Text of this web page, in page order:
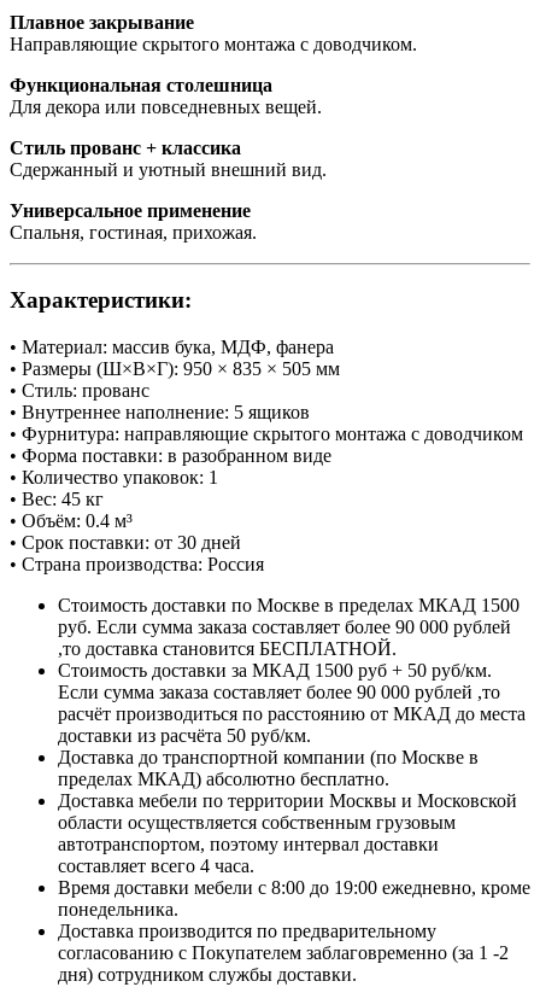
Плавное закрывание
Направляющие скрытого монтажа с доводчиком.
Функциональная столешница
Для декора или повседневных вещей.
Стиль прованс + классика
Сдержанный и уютный внешний вид.
Универсальное применение
Спальня, гостиная, прихожая.
Характеристики:
• Материал: массив бука, МДФ, фанера
• Размеры (Ш×В×Г): 950 × 835 × 505 мм
• Стиль: прованс
• Внутреннее наполнение: 5 ящиков
• Фурнитура: направляющие скрытого монтажа с доводчиком
• Форма поставки: в разобранном виде
• Количество упаковок: 1
• Вес: 45 кг
• Объём: 0.4 м³
• Срок поставки: от 30 дней
• Страна производства: Россия
Стоимость доставки по Москве в пределах МКАД 1500
руб. Если сумма заказа составляет более 90 000 рублей
,то доставка становится БЕСПЛАТНОЙ.
Стоимость доставки за МКАД 1500 руб + 50 руб/км.
Если сумма заказа составляет более 90 000 рублей ,то
расчёт производиться по расстоянию от МКАД до места
доставки из расчёта 50 руб/км.
Доставка до транспортной компании (по Москве в
пределах МКАД) абсолютно бесплатно.
Доставка мебели по территории Москвы и Московской
области осуществляется собственным грузовым
автотранспортом, поэтому интервал доставки
составляет всего 4 часа.
Время доставки мебели с 8:00 до 19:00 ежедневно, кроме
понедельника.
Доставка производится по предварительному
согласованию с Покупателем заблаговременно (за 1 -2
дня) сотрудником службы доставки.